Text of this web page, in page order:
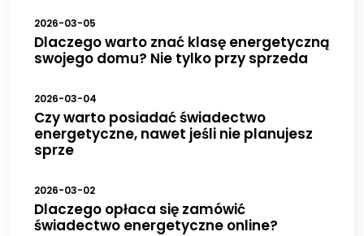
2026-03-05
Dlaczego warto znać klasę energetyczną
swojego domu? Nie tylko przy sprzeda
2026-03-04
Czy warto posiadać świadectwo
energetyczne, nawet jeśli nie planujesz
sprze
2026-03-02
Dlaczego opłaca się zamówić
świadectwo energetyczne online?